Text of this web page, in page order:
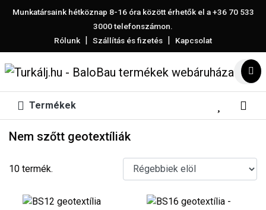
Munkatársaink hétköznap 8-16 óra között érhetők el a+36 70 533
3000telefonszámon.
Rólunk | Szállítás és fizetés | Kapcsolat
Termékek
Nem szőtt geotextíliák
10 termék.